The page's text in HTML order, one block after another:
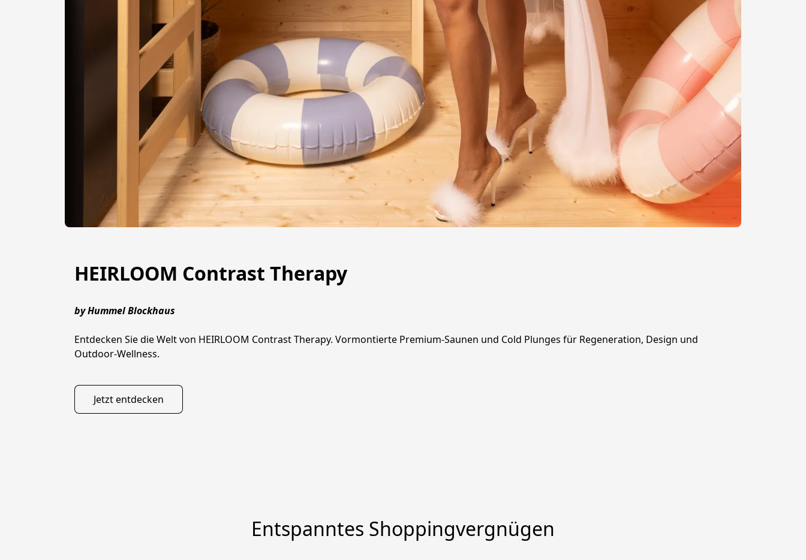
HEIRLOOM Contrast Therapy
by Hummel Blockhaus
Entdecken Sie die Welt von HEIRLOOM Contrast Therapy. Vormontierte Premium-Saunen und Cold Plunges für Regeneration, Design und
Outdoor-Wellness.
Jetzt entdecken
Entspanntes Shoppingvergnügen